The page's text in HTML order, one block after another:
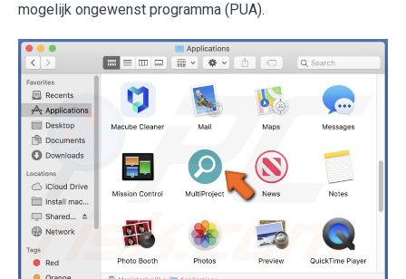
mogelijk ongewenst programma (PUA).